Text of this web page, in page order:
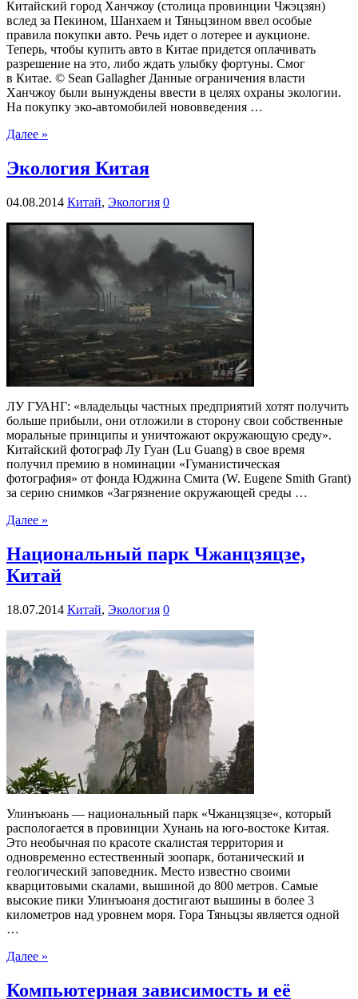
Китайский город Ханчжоу (столица провинции Чжэцзян)
вслед за Пекином, Шанхаем и Тяньцзином ввел особые
правила покупки авто. Речь идет о лотерее и аукционе.
Теперь, чтобы купить авто в Китае придется оплачивать
разрешение на это, либо ждать улыбку фортуны. Смог
в Китае. © Sean Gallagher Данные ограничения власти
Ханчжоу были вынуждены ввести в целях охраны экологии.
На покупку эко-автомобилей нововведения …
Далее »
Экология Китая
04.08.2014 Китай, Экология 0
ЛУ ГУАНГ: «владельцы частных предприятий хотят получить
больше прибыли, они отложили в сторону свои собственные
моральные принципы и уничтожают окружающую среду».
Китайский фотограф Лу Гуан (Lu Guang) в свое время
получил премию в номинации «Гуманистическая
фотография» от фонда Юджина Смита (W. Eugene Smith Grant)
за серию снимков «Загрязнение окружающей среды …
Далее »
Национальный парк Чжанцзяцзе,
Китай
18.07.2014 Китай, Экология 0
Улинъюань — национальный парк «Чжанцзяцзе«, который
распологается в провинции Хунань на юго-востоке Китая.
Это необычная по красоте скалистая территория и
одновременно естественный зоопарк, ботанический и
геологический заповедник. Место известно своими
кварцитовыми скалами, вышиной до 800 метров. Самые
высокие пики Улинъюаня достигают вышины в более 3
километров над уровнем моря. Гора Тяньцзы является одной
…
Далее »
Компьютерная зависимость и её